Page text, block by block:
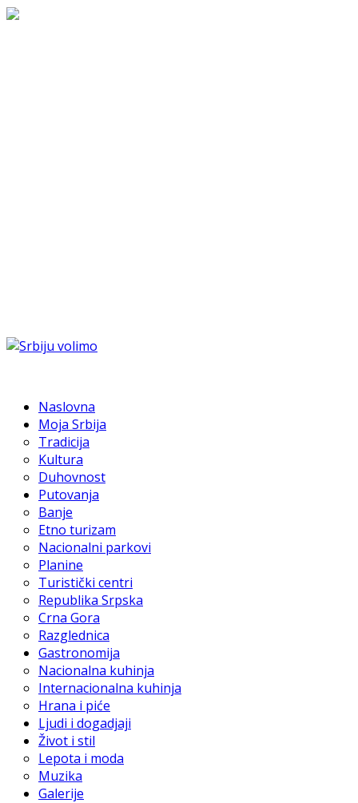
Naslovna
Moja Srbija
Tradicija
Kultura
Duhovnost
Putovanja
Banje
Etno turizam
Nacionalni parkovi
Planine
Turistički centri
Republika Srpska
Crna Gora
Razglednica
Gastronomija
Nacionalna kuhinja
Internacionalna kuhinja
Hrana i piće
Ljudi i dogadjaji
Život i stil
Lepota i moda
Muzika
Galerije